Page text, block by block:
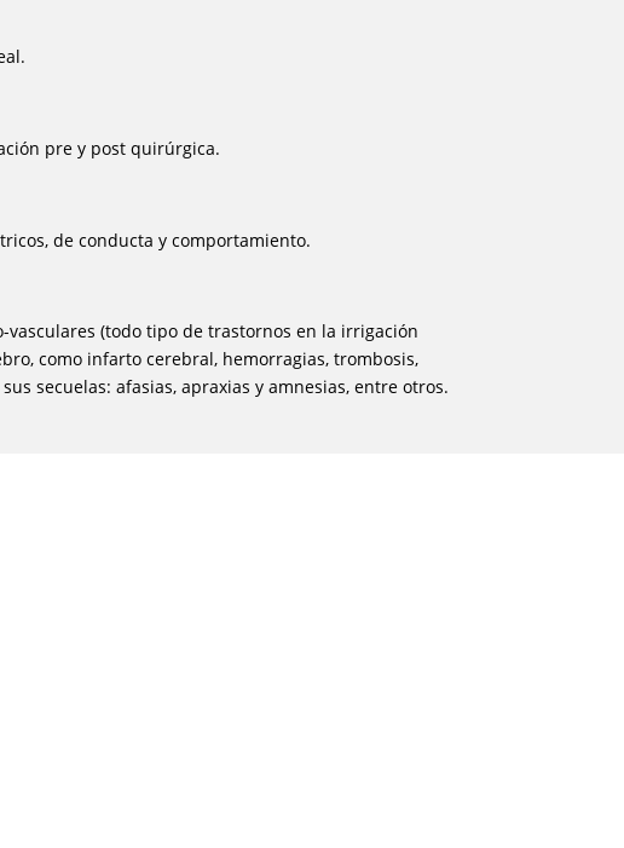
pre y post quirúrgica.
de conducta y comportamiento.
vasculares (todo tipo de trastornos en la irrigación
como infarto cerebral, hemorragias, trombosis,
secuelas: afasias, apraxias y amnesias, entre otros.